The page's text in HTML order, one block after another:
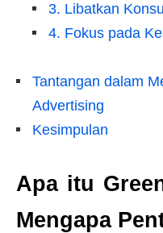
3. Libatkan
4. Fokus pada
Tantangan dalam
Advertising
Kesimpulan
Apa itu
Mengapa